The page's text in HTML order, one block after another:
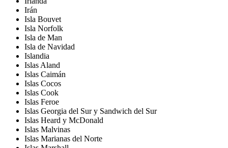
Irán
Isla Bouvet
Isla Norfolk
Isla de Man
Isla de Navidad
Islandia
Islas Aland
Islas Caimán
Islas Cocos
Islas Cook
Islas Feroe
Islas Georgia del Sur y Sandwich del Sur
Islas Heard y McDonald
Islas Malvinas
Islas Marianas del Norte